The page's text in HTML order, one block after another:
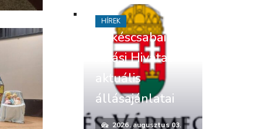
Békéscsabai
Járási Hivatal
aktuális
állásajánlatai
2026. augusztus 03.
HÍREK